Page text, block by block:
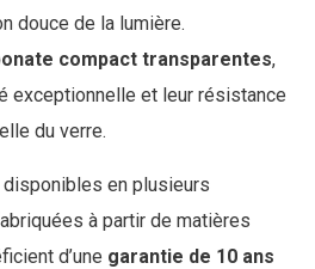
douce de la lumière.
compact transparentes,
exceptionnelle et leur résistance
du verre.
en plusieurs
à partir de matières
d’une garantie de 10 ans